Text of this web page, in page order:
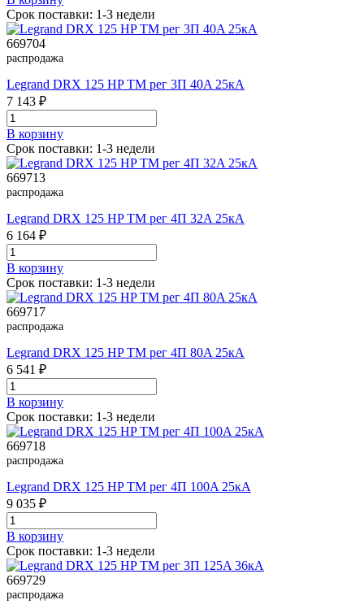
Срок поставки: 1-3 недели
669704
распродажа
Legrand DRX 125 HP TM рег 3П 40A 25кА
7 143 ₽
В корзинy
Срок поставки: 1-3 недели
669713
распродажа
Legrand DRX 125 HP TM рег 4П 32A 25кА
6 164 ₽
В корзинy
Срок поставки: 1-3 недели
669717
распродажа
Legrand DRX 125 HP TM рег 4П 80A 25кА
6 541 ₽
В корзинy
Срок поставки: 1-3 недели
669718
распродажа
Legrand DRX 125 HP TM рег 4П 100A 25кА
9 035 ₽
В корзинy
Срок поставки: 1-3 недели
669729
распродажа